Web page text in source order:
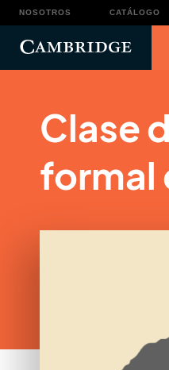
NOSOTROS CATÁLOGO
Clase
formal